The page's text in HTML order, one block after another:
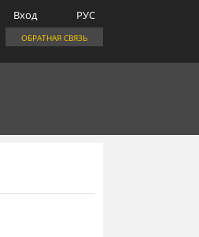
РУС
Вход
ОБРАТНАЯ СВЯЗЬ